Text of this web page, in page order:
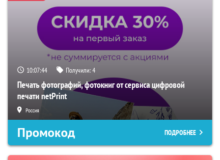
10:07:43 Получили:4
Печать фотографий, фотокниг от сервиса цифровой
печати netPrint
Россия
Промокод ПОДРОБНЕЕ